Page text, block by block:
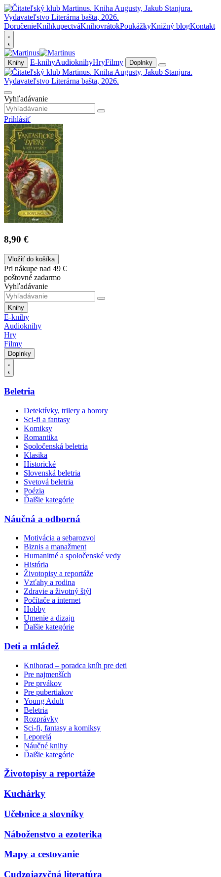
DoručenieKníhkupectváKnihovrátokPoukážkyKnižný blogKontakt
Knihy E-knihyAudioknihyHryFilmy Doplnky
Vyhľadávanie
Prihlásiť
8,90 €
Vložiť do košíka
Pri nákupe nad 49 €
poštovné zadarmo
Vyhľadávanie
Knihy
E-knihy
Audioknihy
Hry
Filmy
Doplnky
Beletria
Detektívky, trilery a horory
Sci-fi a fantasy
Komiksy
Romantika
Spoločenská beletria
Klasika
Historické
Slovenská beletria
Svetová beletria
Poézia
Ďalšie kategórie
Náučná a odborná
Motivácia a sebarozvoj
Biznis a manažment
Humanitné a spoločenské vedy
História
Životopisy a reportáže
Vzťahy a rodina
Zdravie a životný štýl
Počítače a internet
Hobby
Umenie a dizajn
Ďalšie kategórie
Deti a mládež
Knihorad – poradca kníh pre deti
Pre najmenších
Pre prvákov
Pre pubertiakov
Young Adult
Beletria
Rozprávky
Sci-fi, fantasy a komiksy
Leporelá
Náučné knihy
Ďalšie kategórie
Životopisy a reportáže
Kuchárky
Učebnice a slovníky
Náboženstvo a ezoterika
Mapy a cestovanie
Cudzojazyčná literatúra